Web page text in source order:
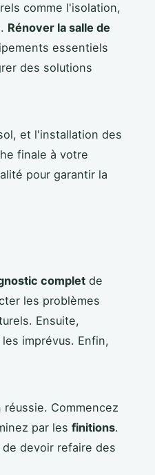
comme l'isolation,
Rénover la salle de
essentiels
des solutions
et l'installation des
finale à votre
pour garantir la
complet de
les problèmes
Ensuite,
imprévus. Enfin,
Commencez
par les finitions.
devoir refaire des